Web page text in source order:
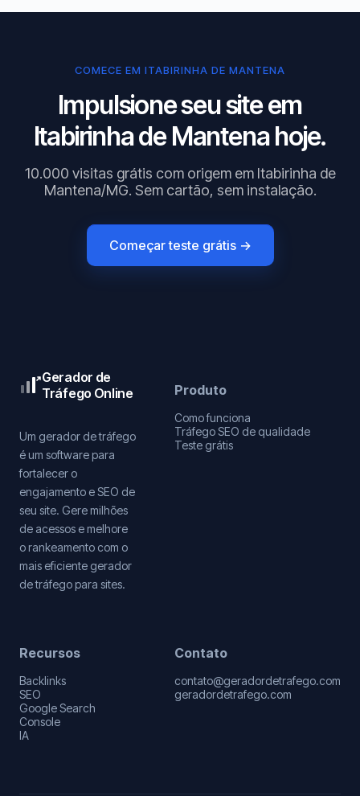
COMECE EM ITABIRINHA DE MANTENA
Impulsione seu site em
Itabirinha de Mantena hoje.
10.000 visitas grátis com origem em Itabirinha de
Mantena/MG. Sem cartão, sem instalação.
Começar teste grátis →
Gerador de
Tráfego Online
Um gerador de tráfego
é um software para
fortalecer o
engajamento e SEO de
seu site. Gere milhões
de acessos e melhore
o rankeamento com o
mais eficiente gerador
de tráfego para sites.
Produto
Como funciona
Tráfego SEO de qualidade
Teste grátis
Recursos
Backlinks
SEO
Google Search
Console
IA
Contato
contato@geradordetrafego.com
geradordetrafego.com